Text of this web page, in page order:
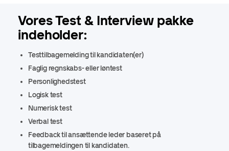
Vores Test & Interview pakke
indeholder:
Testtilbagemelding til kandidaten(er)
Faglig regnskabs- eller løntest
Personlighedstest
Logisk test
Numerisk test
Verbal test
Feedback til ansættende leder baseret på
tilbagemeldingen til kandidaten.